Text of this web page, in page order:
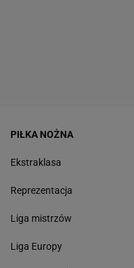
PIŁKA NOŻNA
Ekstraklasa
Reprezentacja
Liga mistrzów
Liga Europy